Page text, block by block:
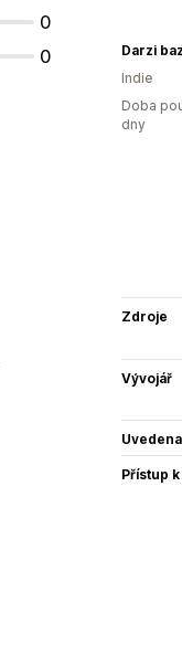
0
0
Darzi
Indie
Doba
dny
Zdroje
Vývojář
Uvedena
Přístup